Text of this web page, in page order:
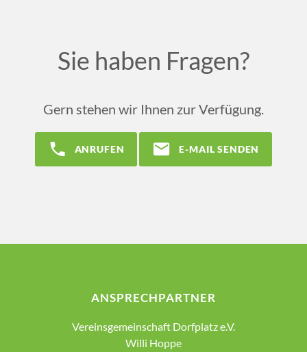
Sie haben Fragen?
Gern stehen wir Ihnen zur Verfügung.
ANRUFEN E-MAIL SENDEN
ANSPRECHPARTNER
Vereinsgemeinschaft Dorfplatz e.V.
Willi Hoppe